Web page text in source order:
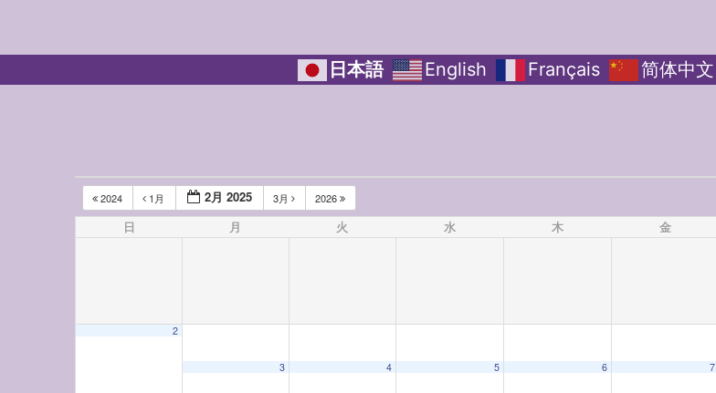
日本語 English Français 简体中文
2024 1月 2月 2025 3月 2026
日 月 火 水 木 金
2
3 4 5 6 7